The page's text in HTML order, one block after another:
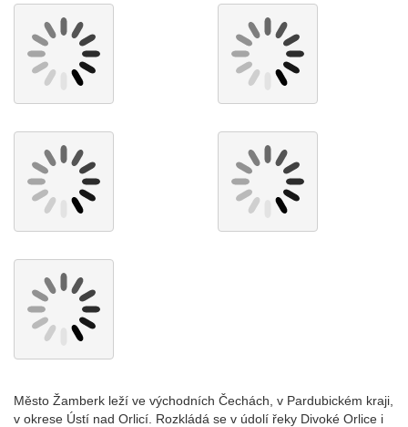
Město Žamberk leží ve východních Čechách, v Pardubickém kraji,
v okrese Ústí nad Orlicí. Rozkládá se v údolí řeky Divoké Orlice i